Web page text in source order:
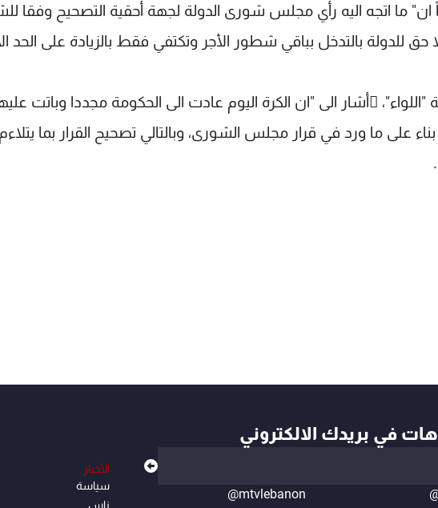
ان" ما اتجه اليه رأي مجلس شورى الدولة لجهة أحقية التصحيح
حق للدولة بالتدخل بباقي شطور الأجر وتكتفي فقط بالزيادة على الحد
ِأشار الى "ان الكرة اليوم عادت الى الحكومة مجددا وباتت
بناء على ما ورد في قرار مجلس الشورى، وبالتالي تصحيح القرار بما
في بريدك الالكتروني
@mtvlebanon
الأخبار
سياسة
ناس